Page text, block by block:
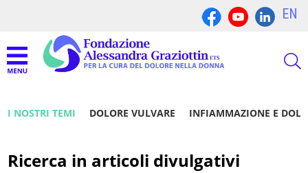
EN
I NOSTRI TEMI DOLORE VULVARE INFIAMMAZIONE E
Ricerca in articoli divulgativi